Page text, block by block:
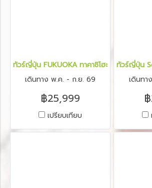
ทัวร์ญี่ปุ่น FUKUOKA ทาคาชิโฮะ เบปปุ คุมาโ
เดินทาง พ.ค. - ก.ย. 69
฿25,999
เปรียบเทียบ
ทัวร์ญี่ปุ่น
เดินท